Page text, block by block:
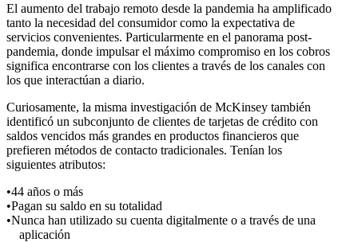
El aumento del trabajo remoto desde la pandemia ha amplificado
tanto la necesidad del consumidor como la expectativa de
servicios convenientes. Particularmente en el panorama post-
pandemia, donde impulsar el máximo compromiso en los cobros
significa encontrarse con los clientes a través de los canales con
los que interactúan a diario.
Curiosamente, la misma investigación de McKinsey también
identificó un subconjunto de clientes de tarjetas de crédito con
saldos vencidos más grandes en productos financieros que
prefieren métodos de contacto tradicionales. Tenían los
siguientes atributos:
44 años o más
Pagan su saldo en su totalidad
Nunca han utilizado su cuenta digitalmente o a través de una
aplicación